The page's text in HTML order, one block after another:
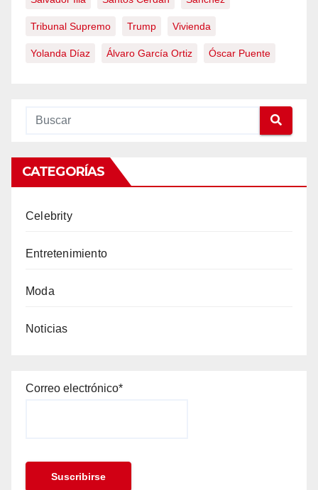
Tribunal Supremo Trump Vivienda
Yolanda Díaz Álvaro García Ortiz Óscar Puente
CATEGORÍAS
Celebrity
Entretenimiento
Moda
Noticias
Correo electrónico*